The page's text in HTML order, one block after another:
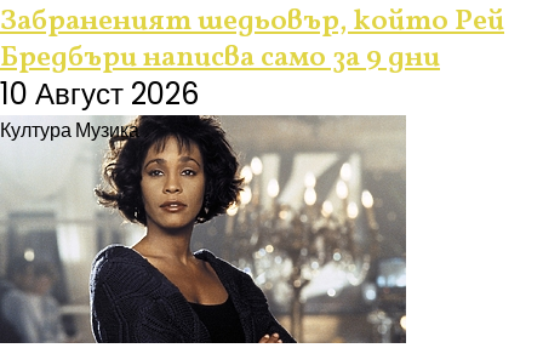
Забраненият шедьовър, който Рей
Бредбъри написва само за 9 дни
10 Август 2026
КултураМузика